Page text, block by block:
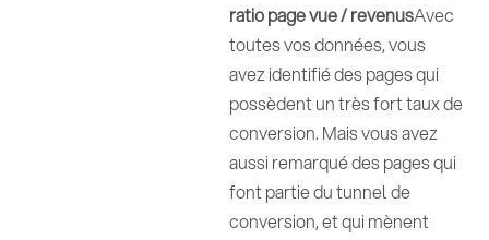
ratio page vue / revenusAvec
toutes vos données, vous
avez identifié des pages qui
possèdent un très fort taux de
conversion. Mais vous avez
aussi remarqué des pages qui
font partie du tunnel de
conversion, et qui mènent